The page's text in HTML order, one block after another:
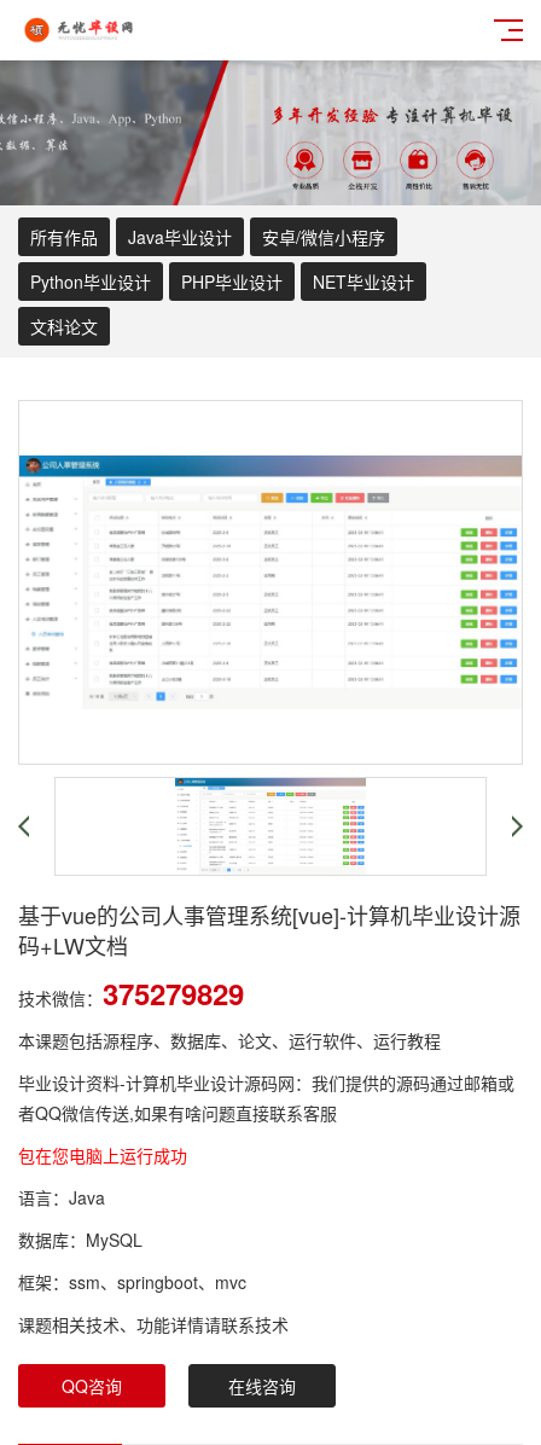
所有作品 Java毕业设计
安卓/微信小程序
Python毕业设计
PHP毕业设计
NET毕业设计
文科论文
基于vue的公司人事管理系统[vue]-计算机毕业设计源
码+LW文档
技术微信： 375279829
本课题包括源程序、数据库、论文、运行软件、运行教程
毕业设计资料-计算机毕业设计源码网：我们提供的源码通过邮箱或
者QQ微信传送,如果有啥问题直接联系客服
包在您电脑上运行成功
语言：Java
数据库：MySQL
框架：ssm、springboot、mvc
课题相关技术、功能详情请联系技术
QQ咨询 在线咨询